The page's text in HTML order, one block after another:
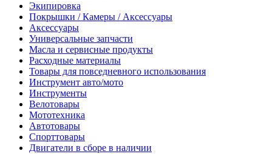
Экипировка
Покрышки / Камеры / Аксессуары
Аксессуары
Универсальные запчасти
Масла и сервисные продукты
Расходные материалы
Товары для повседневного использования
Инструмент авто/мото
Инструменты
Велотовары
Мототехника
Автотовары
Спорттовары
Двигатели в сборе в наличии